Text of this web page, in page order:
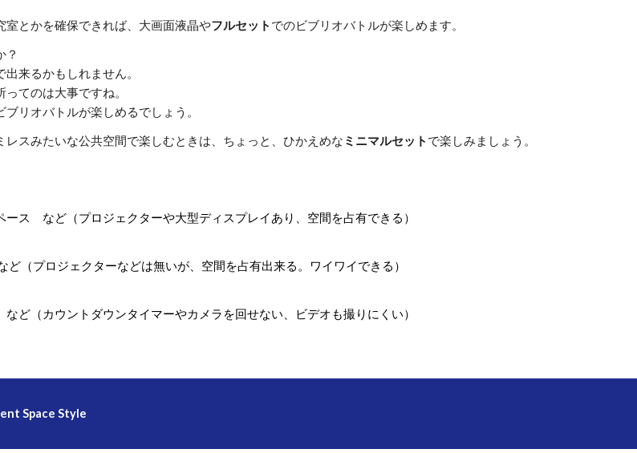
室とかを確保できれば、大画面液晶やフルセット でのビブリオバトルが楽しめます。
？
来るかもしれません。
てのは大事ですね。
ブリオバトルが楽しめるでしょう。
スみたいな公共空間で楽しむときは、ちょっと、ひかえめな ミニマルセット で楽しみましょう。
ース など （プロジェクターや大型ディスプレイあり 空間を占有できる）
ど（プロジェクターなどは無いが、空間を占有出来る。ワイワイできる）
ど（カウントダウンタイマーやカメラを回せない、ビデオも撮りにくい）
Space Style